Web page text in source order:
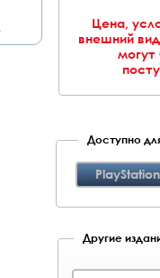
Цена,
внешний
Доступно
Другие